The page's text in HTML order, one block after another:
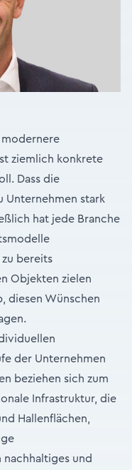
modernere
ziemlich konkrete
Dass die
Unternehmen stark
hat jede Branche
bereits
Objekten zielen
diesen Wünschen
der Unternehmen
beziehen sich zum
Infrastruktur, die
Hallenflächen,
und